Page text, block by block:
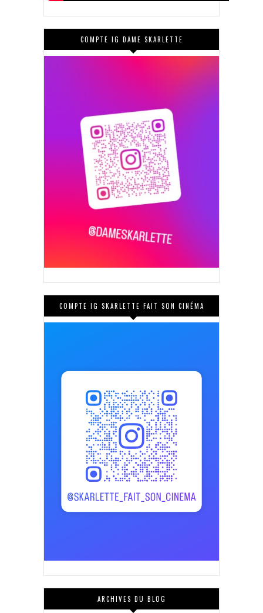
COMPTE IG DAME SKARLETTE
COMPTE IG SKARLETTE FAIT SON CINÉMA
ARCHIVES DU BLOG